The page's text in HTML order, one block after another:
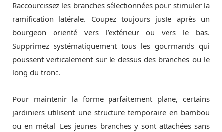
Raccourcissez les branches sélectionnées pour stimuler la
ramification latérale. Coupez toujours juste après un
bourgeon orienté vers l’extérieur ou vers le bas.
Supprimez systématiquement tous les gourmands qui
poussent verticalement sur le dessus des branches ou le
long du tronc.
Pour maintenir la forme parfaitement plane, certains
jardiniers utilisent une structure temporaire en bambou
ou en métal. Les jeunes branches y sont attachées sans